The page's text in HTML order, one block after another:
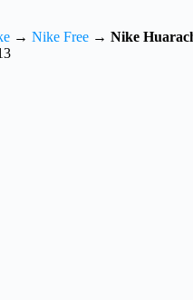
→ Nike Free → Nike